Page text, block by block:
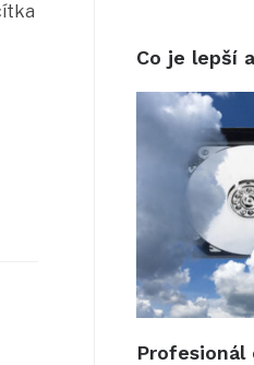
Co je lepší
Profesionál